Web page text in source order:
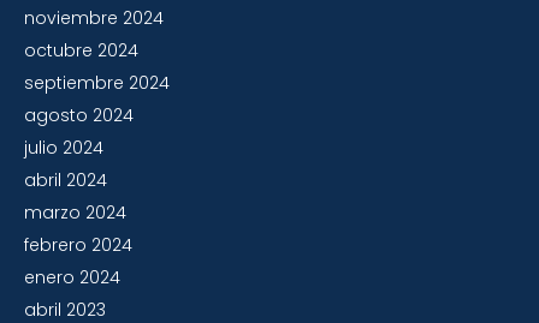
noviembre 2024
octubre 2024
septiembre 2024
agosto 2024
julio 2024
abril 2024
marzo 2024
febrero 2024
enero 2024
abril 2023